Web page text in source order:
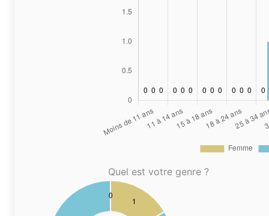
Quel est votre genre ?